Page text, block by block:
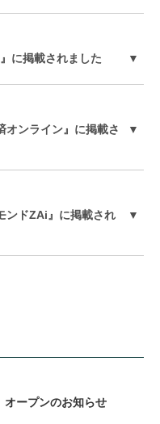
に掲載されました
オンライン』に掲載さ
ンドZAi』に掲載され
オープンのお知らせ